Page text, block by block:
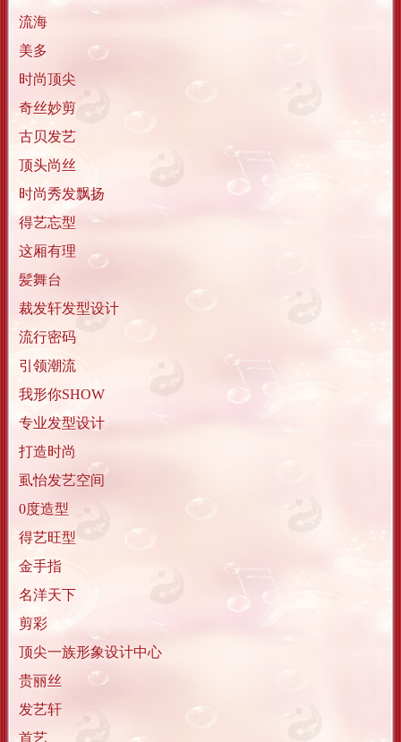
流海
美多
时尚顶尖
奇丝妙剪
古贝发艺
顶头尚丝
时尚秀发飘扬
得艺忘型
这厢有理
髪舞台
裁发轩发型设计
流行密码
引领潮流
我形你SHOW
专业发型设计
打造时尚
虱怡发艺空间
0度造型
得艺旺型
金手指
名洋天下
剪彩
顶尖一族形象设计中心
贵丽丝
发艺轩
首艺